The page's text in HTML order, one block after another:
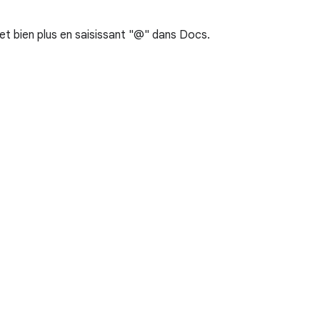
bien plus en saisissant "@" dans Docs.